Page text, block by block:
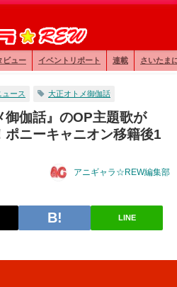
ビュー イベントリポート 連載 さいたま
ュース 大正オトメ御伽話
御伽話』のOP主題歌が
ニーキャニオン移籍後1
アニギャラ☆REW編集部
LINE